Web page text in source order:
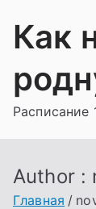
Как
Расписание
Author :
Главная